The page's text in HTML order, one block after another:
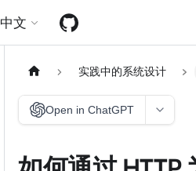
中文
实践中的系统设计
Open in ChatGPT